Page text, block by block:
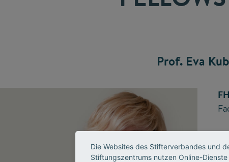
Prof. Eva
Die Websites des Stifterverbandes und
Stiftungszentrums nutzen Online-